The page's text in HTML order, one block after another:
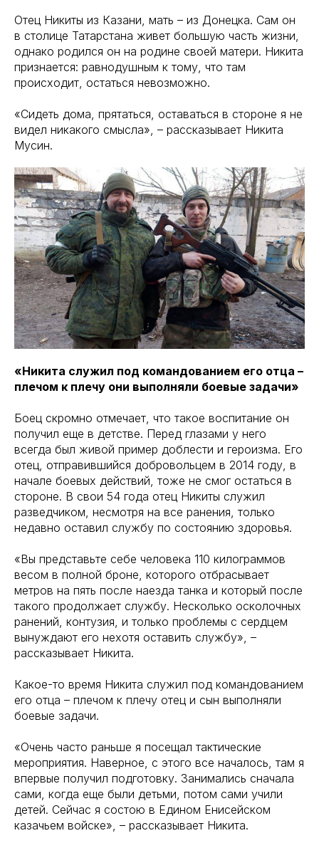
Отец Никиты из Казани, мать – из Донецка. Сам он
в столице Татарстана живет большую часть жизни,
однако родился он на родине своей матери. Никита
признается: равнодушным к тому, что там
происходит, остаться невозможно.
«Сидеть дома, прятаться, оставаться в стороне я не
видел никакого смысла», – рассказывает Никита
Мусин.
«Никита служил под командованием его отца –
плечом к плечу они выполняли боевые задачи»
Боец скромно отмечает, что такое воспитание он
получил еще в детстве. Перед глазами у него
всегда был живой пример доблести и героизма. Его
отец, отправившийся добровольцем в 2014 году, в
начале боевых действий, тоже не смог остаться в
стороне. В свои 54 года отец Никиты служил
разведчиком, несмотря на все ранения, только
недавно оставил службу по состоянию здоровья.
«Вы представьте себе человека 110 килограммов
весом в полной броне, которого отбрасывает
метров на пять после наезда танка и который после
такого продолжает службу. Несколько осколочных
ранений, контузия, и только проблемы с сердцем
вынуждают его нехотя оставить службу», –
рассказывает Никита.
Какое-то время Никита служил под командованием
его отца – плечом к плечу отец и сын выполняли
боевые задачи.
«Очень часто раньше я посещал тактические
мероприятия. Наверное, с этого все началось, там я
впервые получил подготовку. Занимались сначала
сами, когда еще были детьми, потом сами учили
детей. Сейчас я состою в Едином Енисейском
казачьем войске», – рассказывает Никита.